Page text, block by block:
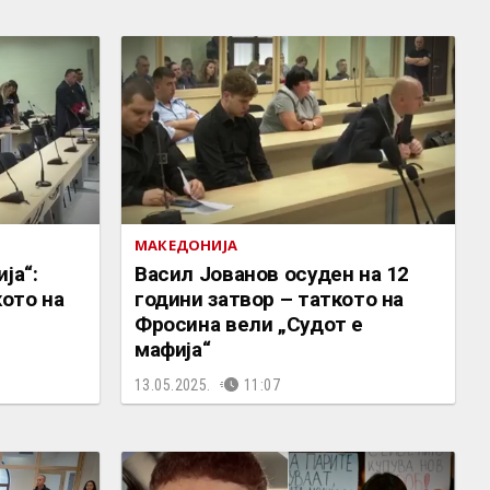
на
МАКЕДОНИЈА
Васил Јованов осуден на 12
години затвор – таткото на
Фросина вели „Судот е
мафија“
13.05.2025. 11:07